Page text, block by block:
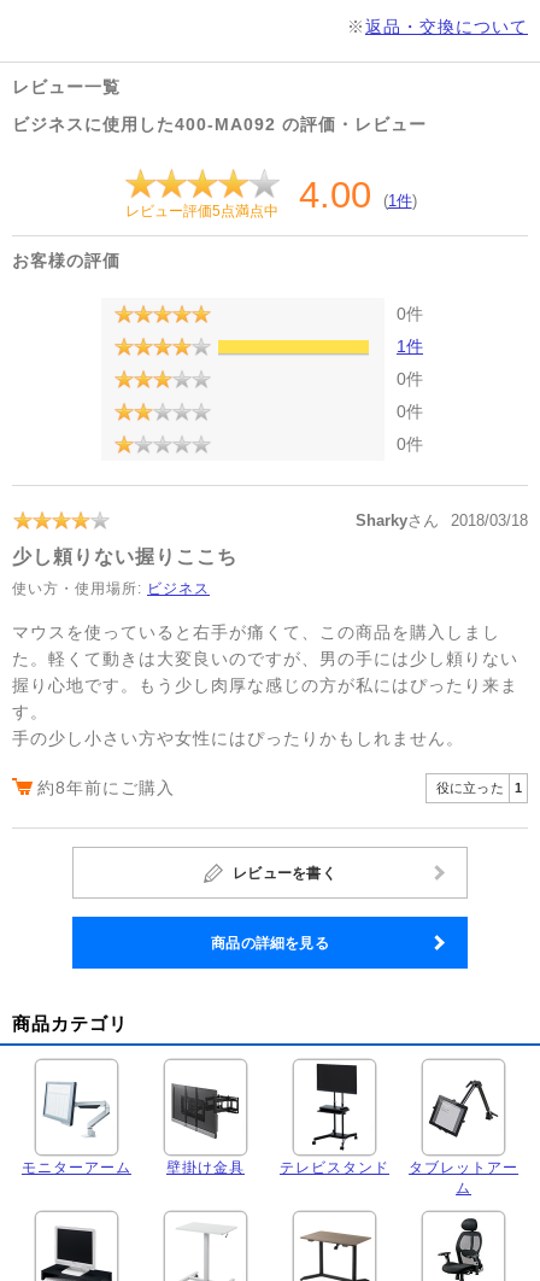
※返品・交換について
レビュー一覧
ビジネスに使用した400-MA092 の評価・レビュー
レビュー評価5点満点中 4.00 (1件)
お客様の評価
0件
1件
0件
0件
0件
Sharkyさん 2018/03/18
少し頼りない握りここち
使い方・使用場所: ビジネス
マウスを使っていると右手が痛くて、この商品を購入しまし
た。軽くて動きは大変良いのですが、男の手には少し頼りない
握り心地です。もう少し肉厚な感じの方が私にはぴったり来ま
す。
手の少し小さい方や女性にはぴったりかもしれません。
約8年前にご購入 役に立った 1
レビューを書く
商品の詳細を見る
商品カテゴリ
モニターアーム 壁掛け金具 テレビスタンド
タブレットアー
ム